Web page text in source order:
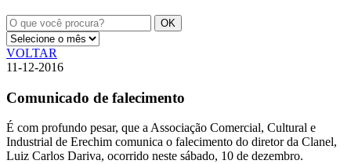
VOLTAR
11-12-2016
Comunicado de falecimento
É com profundo pesar, que a Associação Comercial, Cultural e
Industrial de Erechim comunica o falecimento do diretor da Clanel,
Luiz Carlos Dariva, ocorrido neste sábado, 10 de dezembro.